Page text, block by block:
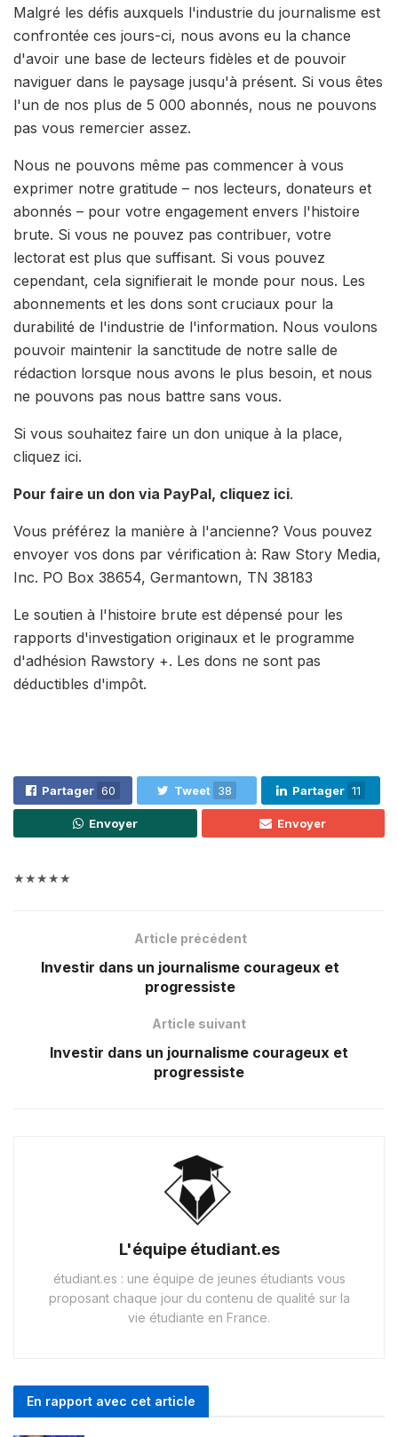
Malgré les défis auxquels l'industrie du journalisme est
confrontée ces jours-ci, nous avons eu la chance
d'avoir une base de lecteurs fidèles et de pouvoir
naviguer dans le paysage jusqu'à présent. Si vous êtes
l'un de nos plus de 5 000 abonnés, nous ne pouvons
pas vous remercier assez.
Nous ne pouvons même pas commencer à vous
exprimer notre gratitude – nos lecteurs, donateurs et
abonnés – pour votre engagement envers l'histoire
brute. Si vous ne pouvez pas contribuer, votre
lectorat est plus que suffisant. Si vous pouvez
cependant, cela signifierait le monde pour nous. Les
abonnements et les dons sont cruciaux pour la
durabilité de l'industrie de l'information. Nous voulons
pouvoir maintenir la sanctitude de notre salle de
rédaction lorsque nous avons le plus besoin, et nous
ne pouvons pas nous battre sans vous.
Si vous souhaitez faire un don unique à la place,
cliquez ici.
Pour faire un don via PayPal, cliquez ici.
Vous préférez la manière à l'ancienne? Vous pouvez
envoyer vos dons par vérification à: Raw Story Media,
Inc. PO Box 38654, Germantown, TN 38183
Le soutien à l'histoire brute est dépensé pour les
rapports d'investigation originaux et le programme
d'adhésion Rawstory +. Les dons ne sont pas
déductibles d'impôt.
Partager 60 Tweet 38 Partager 11
Envoyer Envoyer
★★★★★
Article précédent
Investir dans un journalisme courageux et
progressiste
Article suivant
Investir dans un journalisme courageux et
progressiste
L'équipe étudiant.es
étudiant.es : une équipe de jeunes étudiants vous
proposant chaque jour du contenu de qualité sur la
vie étudiante en France.
En rapport avec cet article